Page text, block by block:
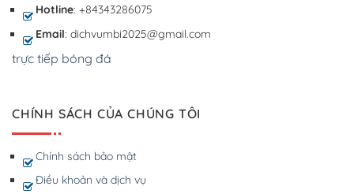
Hotline: +84343286075
Email: dichvumbi2025@gmail.com
trực tiếp bóng đá
CHÍNH SÁCH CỦA CHÚNG TÔI
Chính sách bảo mật
Điều khoản và dịch vụ